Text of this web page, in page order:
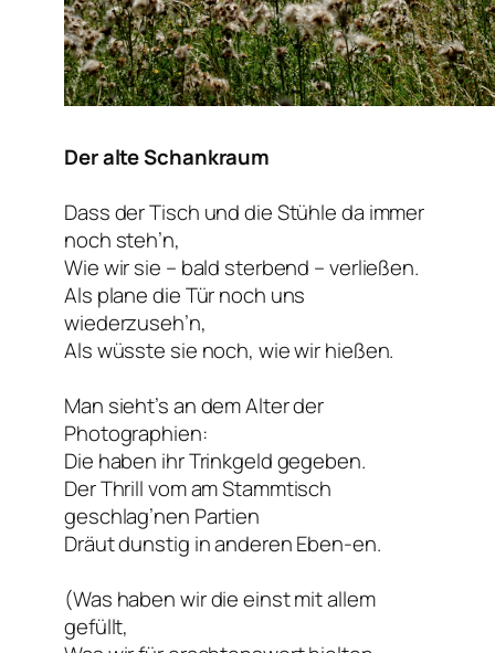
Der alte Schankraum
Dass der Tisch und die Stühle da immer
noch steh’n,
Wie wir sie – bald sterbend – verließen.
Als plane die Tür noch uns
wiederzuseh’n,
Als wüsste sie noch, wie wir hießen.
Man sieht’s an dem Alter der
Photographien:
Die haben ihr Trinkgeld gegeben.
Der Thrill vom am Stammtisch
geschlag’nen Partien
Dräut dunstig in anderen Eben-en.
(Was haben wir die einst mit allem
gefüllt,